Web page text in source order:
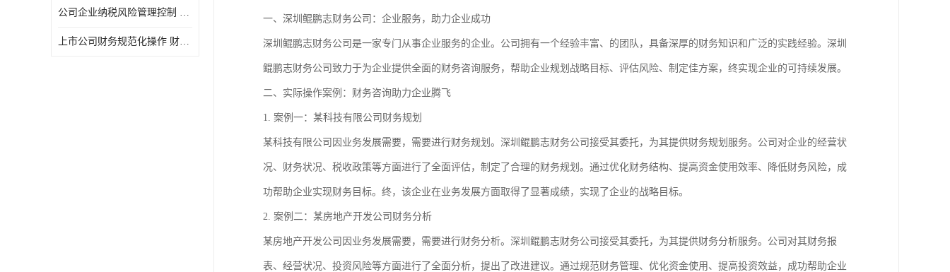
公司企业纳税风险管理控制 财务顾问 操作起来简单易行
上市公司财务规范化操作 财务规范化操作 如何操作
一、深圳鲲鹏志财务公司：企业服务，助力企业成功
深圳鲲鹏志财务公司是一家专门从事企业服务的企业。公司拥有一个经验丰富、的团队，具备深厚的财务知识和广泛的实践经验。深圳
鲲鹏志财务公司致力于为企业提供全面的财务咨询服务，帮助企业规划战略目标、评估风险、制定佳方案，终实现企业的可持续发展。
二、实际操作案例：财务咨询助力企业腾飞
1. 案例一：某科技有限公司财务规划
某科技有限公司因业务发展需要，需要进行财务规划。深圳鲲鹏志财务公司接受其委托，为其提供财务规划服务。公司对企业的经营状
况、财务状况、税收政策等方面进行了全面评估，制定了合理的财务规划。通过优化财务结构、提高资金使用效率、降低财务风险，成
功帮助企业实现财务目标。终，该企业在业务发展方面取得了显著成绩，实现了企业的战略目标。
2. 案例二：某房地产开发公司财务分析
某房地产开发公司因业务发展需要，需要进行财务分析。深圳鲲鹏志财务公司接受其委托，为其提供财务分析服务。公司对其财务报
表、经营状况、投资风险等方面进行了全面分析，提出了改进建议。通过规范财务管理、优化资金使用、提高投资效益，成功帮助企业